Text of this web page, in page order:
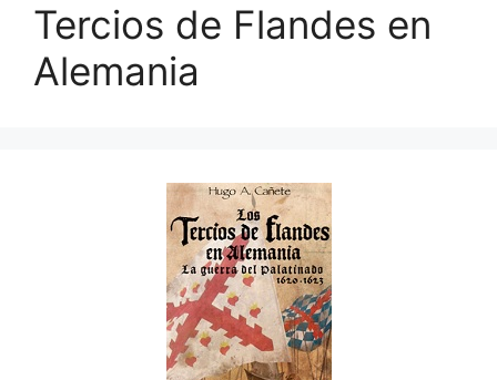
Tercios de Flandes en
Alemania